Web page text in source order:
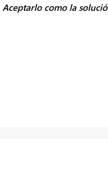
Aceptarlo como la